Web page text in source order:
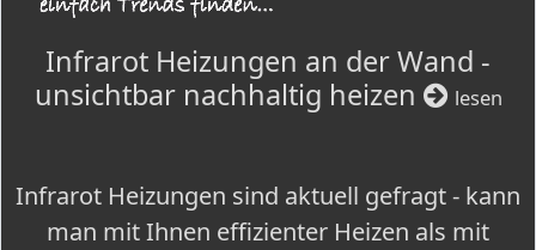
Infrarot Heizungen an der Wand -
unsichtbar nachhaltig heizen
lesen
Infrarot Heizungen sind aktuell gefragt - kann
man mit Ihnen effizienter Heizen als mit